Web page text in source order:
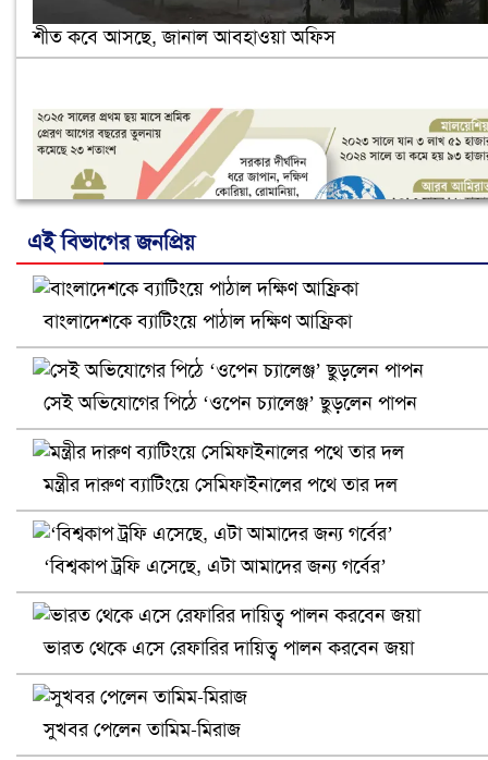
শীত কবে আসছে, জানাল আবহাওয়া অফিস
নানা সংকটে রিক্রুটিং এজেন্সি, হুমকির মুখে শ্রম রপ্তানি
খুলনায় বিএনপি অফিসে গুলি-বোমা হামলা, নিহত ১
এই বিভাগের জনপ্রিয়
বাংলাদেশকে ব্যাটিংয়ে পাঠাল দক্ষিণ আফ্রিকা
সেই অভিযোগের পিঠে ‘ওপেন চ্যালেঞ্জ’ ছুড়লেন পাপন
মন্ত্রীর দারুণ ব্যাটিংয়ে সেমিফাইনালের পথে তার দল
‘বিশ্বকাপ ট্রফি এসেছে, এটা আমাদের জন্য গর্বের’
ভারত থেকে এসে রেফারির দায়িত্ব পালন করবেন জয়া
সুখবর পেলেন তামিম-মিরাজ